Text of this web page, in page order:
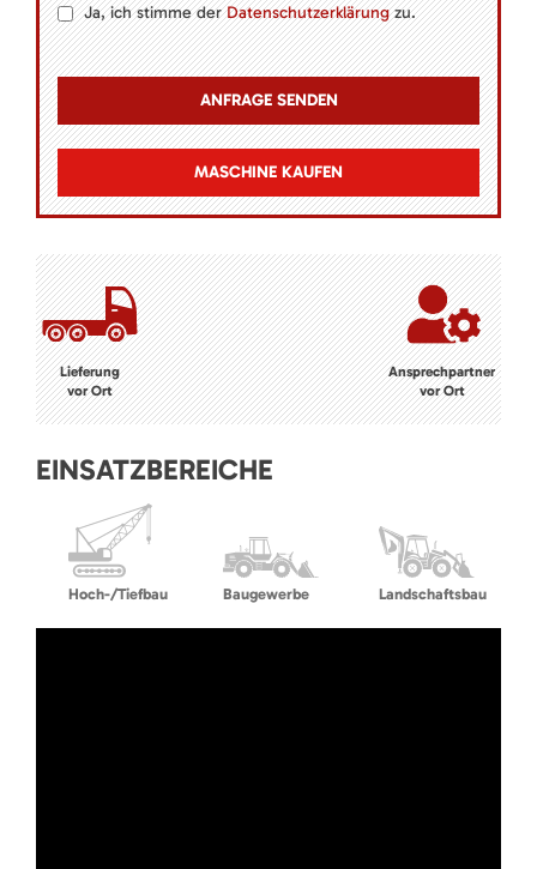
Ja, ich stimme derDatenschutzerklärungzu.
MASCHINE KAUFEN
Lieferung
vor Ort
Ansprechpartner
vor Ort
EINSATZBEREICHE
Hoch-/Tiefbau Baugewerbe Landschaftsbau